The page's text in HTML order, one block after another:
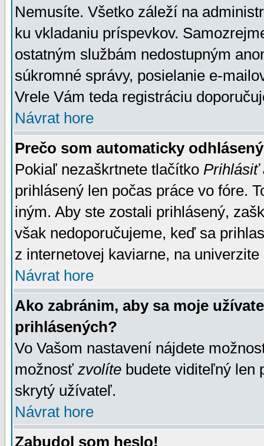
Nemusíte. Všetko záleží na
ku vkladaniu príspevkov.
ostatným službám nedostupným
súkromné správy, posielanie e-
Vrele Vám teda registráciu
Návrat hore
Prečo som automaticky
Pokiaľ nezaškrtnete tlačítko Prihlásiť
prihlásený len počas práce vo fóre.
iným. Aby ste zostali prihlásený,
však nedoporučujeme, keď sa
z internetovej kaviarne, na univerzite
Návrat hore
Ako zabránim, aby sa moje
prihlásených?
Vo Vašom nastavení nájdete
možnosť zvolíte budete viditeľný len
skrytý užívateľ.
Návrat hore
Zabudol som heslo!